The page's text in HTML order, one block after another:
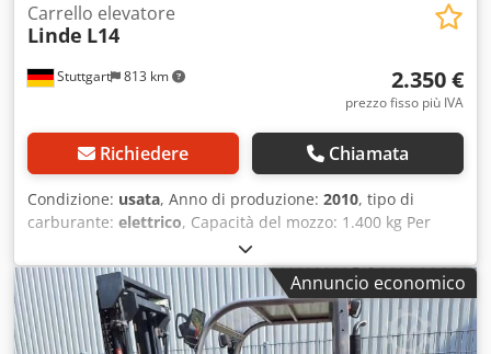
Stuttgart 813 km
Carrello elevatore
Linde L14
2.350 €
prezzo fisso più IVA
Richiedere Chiamata
Condizione: usata, Anno di produzione: 2010, tipo di
carburante: elettrico, Capacità del mozzo: 1.400 kg Per
ulteriori informazioni, contattare il centro di vendita di
macchinari usati. DE01 Dcsdpfx Aqezfn Hgsgjk
Annuncio economico